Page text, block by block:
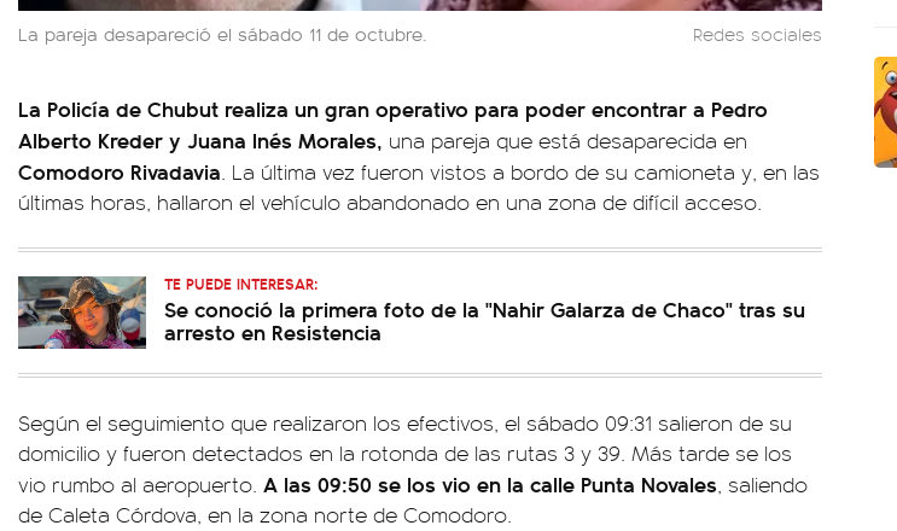
La pareja desapareció el sábado 11 de octubre. Redes sociales
La Policía de Chubut realiza un gran operativo para poder encontrar a Pedro
Alberto Kreder y Juana Inés Morales, una pareja que está desaparecida en
Comodoro Rivadavia. La última vez fueron vistos a bordo de su camioneta y, en las
últimas horas, hallaron el vehículo abandonado en una zona de difícil acceso.
TE PUEDE INTERESAR:
Se conoció la primera foto de la "Nahir Galarza de Chaco" tras su
arresto en Resistencia
Según el seguimiento que realizaron los efectivos, el sábado 09:31 salieron de su
domicilio y fueron detectados en la rotonda de las rutas 3 y 39. Más tarde se los
vio rumbo al aeropuerto. A las 09:50 se los vio en la calle Punta Novales, saliendo
de Caleta Córdova, en la zona norte de Comodoro.